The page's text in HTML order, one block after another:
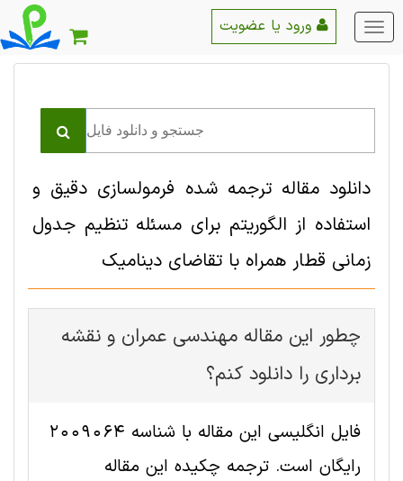
منو
اصلی
دانلود مقاله ترجمه شده فرمولسازی دقیق و
استفاده از الگوریتم برای مسئله تنظیم جدول
زمانی قطار همراه با تقاضای دینامیک
چطور این مقاله مهندسی عمران و نقشه
برداری را دانلود کنم؟
فایل انگلیسی این مقاله با شناسه 2009064
رایگان است. ترجمه چکیده این مقاله